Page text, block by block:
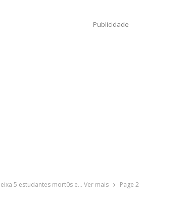
Publicidade
5 estudantes mort0s e… Ver mais Page 2